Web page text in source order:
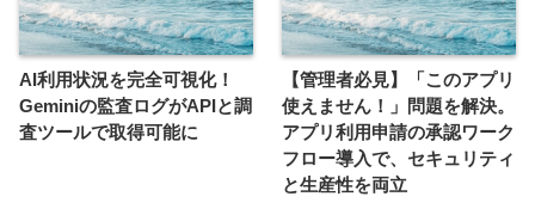
AI利用状況を完全可視化！
Geminiの監査ログがAPIと調
査ツールで取得可能に
【管理者必見】「このアプリ
使えません！」問題を解決。
アプリ利用申請の承認ワーク
フロー導入で、セキュリティ
と生産性を両立